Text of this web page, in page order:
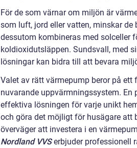
För de som värnar om miljön är
som luft, jord eller vatten, minskar
dessutom kombineras med solceller
koldioxidutsläppen. Sundsvall, med
lösningar kan bidra till att bevara
Valet av rätt värmepump beror på
nuvarande uppvärmningssystem.
effektiva lösningen för varje unikt
och göra det möjligt för husägare att
överväger att investera i en
Nordland VVSerbjuder professionell